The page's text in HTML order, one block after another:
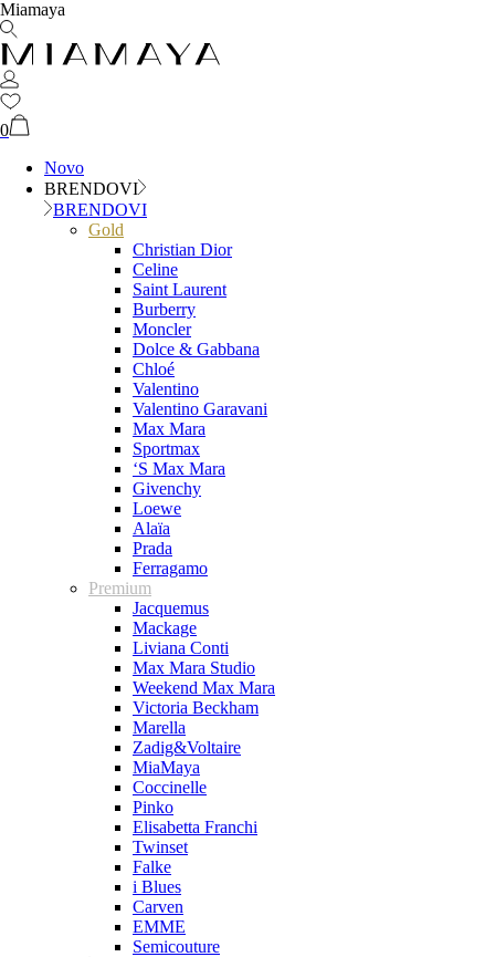
Miamaya
0
Novo
BRENDOVI
BRENDOVI
Gold
Christian Dior
Celine
Saint Laurent
Burberry
Moncler
Dolce & Gabbana
Chloé
Valentino
Valentino Garavani
Max Mara
Sportmax
‘S Max Mara
Givenchy
Loewe
Alaïa
Prada
Ferragamo
Premium
Jacquemus
Mackage
Liviana Conti
Max Mara Studio
Weekend Max Mara
Victoria Beckham
Marella
Zadig&Voltaire
MiaMaya
Coccinelle
Pinko
Elisabetta Franchi
Twinset
Falke
i Blues
Carven
EMME
Semicouture